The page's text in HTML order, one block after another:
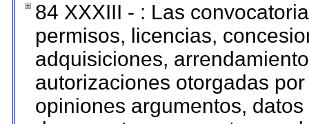
84 XXXIII - : Las
permisos, licencias,
adquisiciones,
autorizaciones otorgadas
opiniones argumentos,